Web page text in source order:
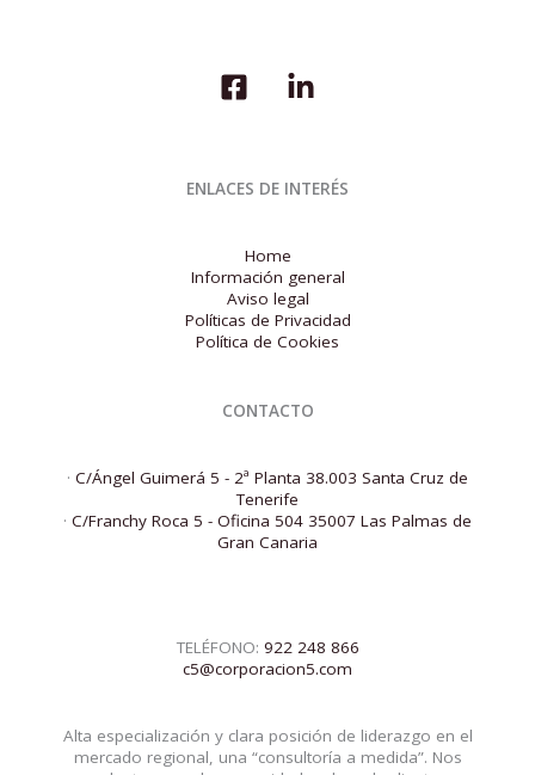
ENLACES DE INTERÉS
Home
Información general
Aviso legal
Políticas de Privacidad
Política de Cookies
CONTACTO
· C/Ángel Guimerá 5 - 2ª Planta 38.003 Santa Cruz de
Tenerife
· C/Franchy Roca 5 - Oficina 504 35007 Las Palmas de
Gran Canaria
TELÉFONO: 922 248 866
c5@corporacion5.com
Alta especialización y clara posición de liderazgo en el
mercado regional, una “consultoría a medida”. Nos